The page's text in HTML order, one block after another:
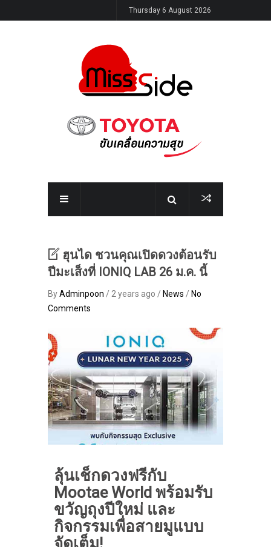
Thursday 6 August 2026
ฮุนได ชวนคุณเปิดดวงต้อนรับ
ปีมะเส็งที่ IONIQ LAB 26 ม.ค. นี้
ByAdminpoon / 2 years ago / News / No
Comments
ลุ้นเช็กดวงฟรีกับ
Mootae World พร้อมรับ
ขวัญถุงปีใหม่ และ
กิจกรรมเพื่อสายมูแบบ
จัดเต็ม!